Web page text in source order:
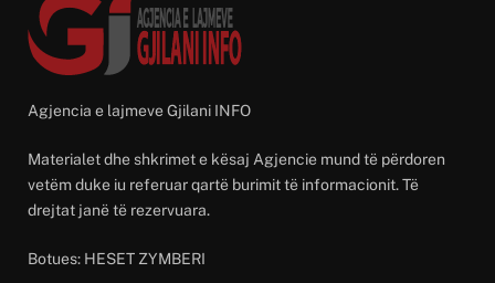
Agjencia e lajmeve Gjilani INFO
Materialet dhe shkrimet e kësaj Agjencie mund të përdoren
vetëm duke iu referuar qartë burimit të informacionit. Të
drejtat janë të rezervuara.
Botues: HESET ZYMBERI